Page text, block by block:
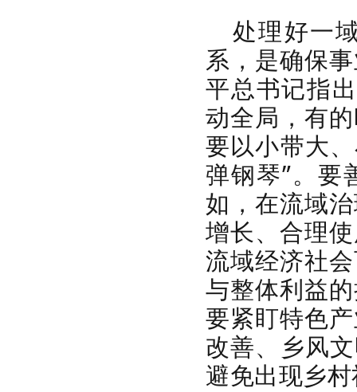
处理好一
系，是确保
平总书记指
动全局，有
要以小带大
弹钢琴”。要
如，在流域
增长、合理
流域经济社
与整体利益
要紧盯特色
改善、乡风
避免出现乡